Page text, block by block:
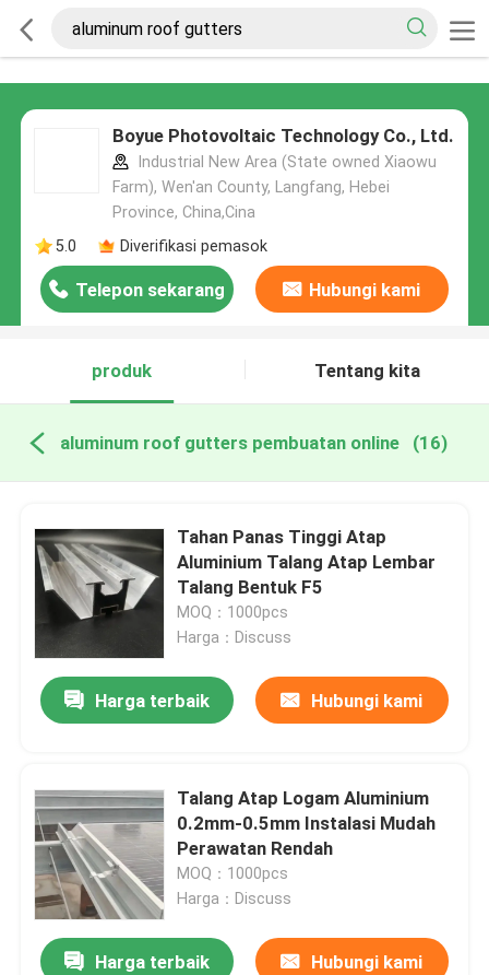
Boyue Photovoltaic Technology Co., Ltd.
Industrial New Area (State owned Xiaowu
Farm), Wen'an County, Langfang, Hebei
Province, China,Cina
5.0
Diverifikasi pemasok
Telepon sekarang Hubungi kami
produk Tentang kita
aluminum roof gutters pembuatan online (16)
Tahan Panas Tinggi Atap
Aluminium Talang Atap Lembar
Talang Bentuk F5
MOQ：1000pcs
Harga：Discuss
Harga terbaik Hubungi kami
Talang Atap Logam Aluminium
0.2mm-0.5mm Instalasi Mudah
Perawatan Rendah
MOQ：1000pcs
Harga：Discuss
Harga terbaik Hubungi kami